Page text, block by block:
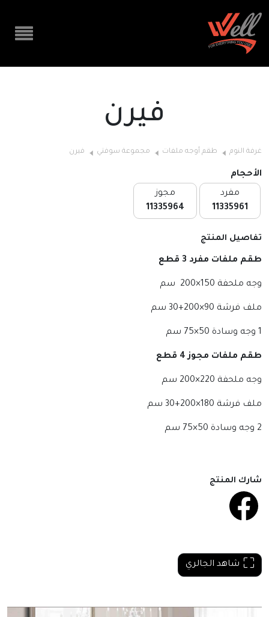
فيرن
غرفة النوم طقم أوجه ملفات مجموعة سوفتي فيرن
الأحجام
مفرد
11335961
مجوز
11335964
تفاصيل المنتج
طقم ملفات مفرد 3 قطع
وجه ملحفة 150×200 سم
ملف فرشة 90×200+30 سم
1 وجه وسادة 50×75 سم
طقم ملفات مجوز 4 قطع
وجه ملحفة 220×200 سم
ملف فرشة 180×200+30 سم
2 وجه وسادة 50×75 سم
شارك المنتج
شاهد الجالري